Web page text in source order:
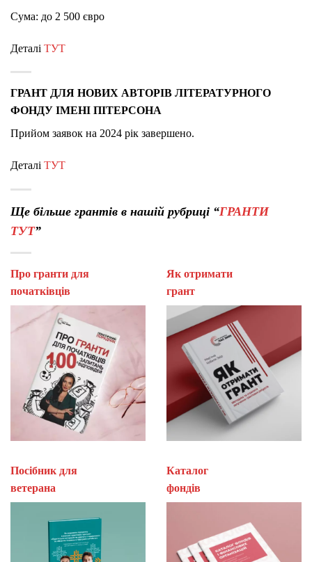
Сума: до 2 500 євро
Деталі ТУТ
ГРАНТ ДЛЯ НОВИХ АВТОРІВ ЛІТЕРАТУРНОГО
ФОНДУ ІМЕНІ ПІТЕРСОНА
Прийом заявок на 2024 рік завершено.
Деталі ТУТ
Ще більше грантів в нашій рубриці “ГРАНТИ
ТУТ”
Про гранти для
початківців
Як отримати
Посібник для
ветерана
Каталог